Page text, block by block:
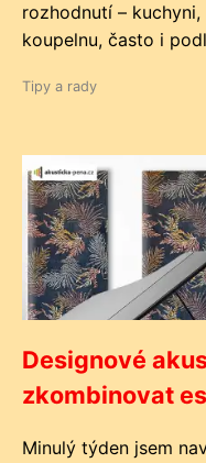
rozhodnutí –
koupelnu, často i
Tipy a rady
Designové
zkombinovat
Minulý týden jsem